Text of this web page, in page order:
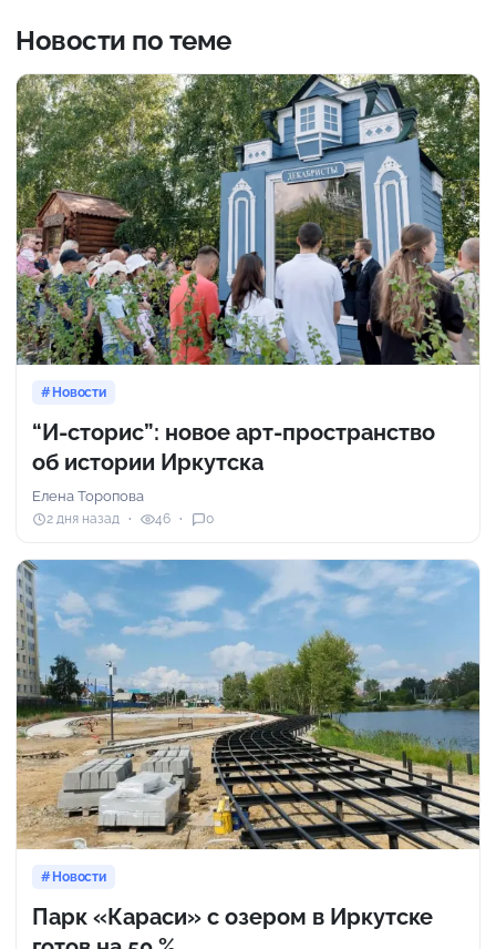
Новости по теме
Новости
“И-сторис”: новое арт-пространство
об истории Иркутска
Елена Торопова
2 дня назад 46 0
Новости
Парк «Караси» с озером в Иркутске